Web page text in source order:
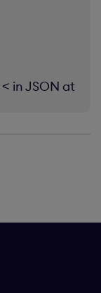
in JSON at